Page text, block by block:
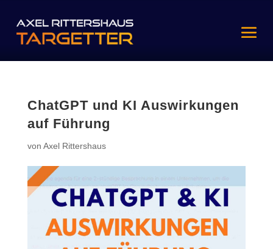
ChatGPT und KI Auswirkungen
auf Führung
von Axel Rittershaus